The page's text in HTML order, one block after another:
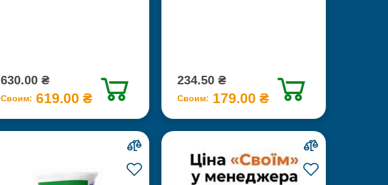
630.00 ₴
Своим: 619.00 ₴
234.50 ₴
Своим: 179.00 ₴